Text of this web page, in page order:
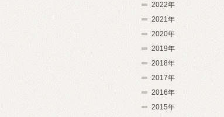
2022年
2021年
2020年
2019年
2018年
2017年
2016年
2015年